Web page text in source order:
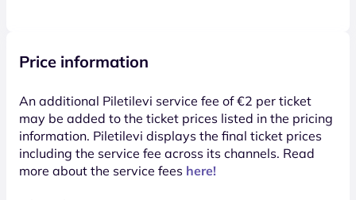
Price information
An additional Piletilevi service fee of €2 per ticket
may be added to the ticket prices listed in the pricing
information. Piletilevi displays the final ticket prices
including the service fee across its channels. Read
more about the service fees here!